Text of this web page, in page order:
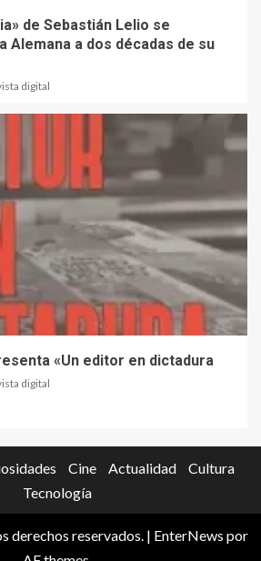
de Sebastián Lelio se
Alemana a dos décadas de su
digital
«Un editor en dictadura
digital
Cine Actualidad
Cultura
Tecnología
derechos reservados. | EnterNews por